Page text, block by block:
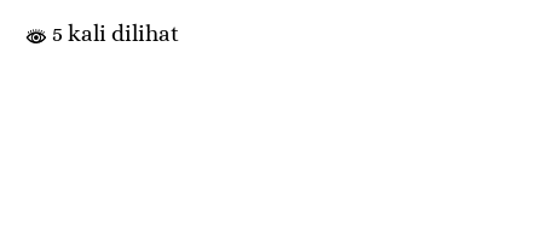
5 kali dilihat